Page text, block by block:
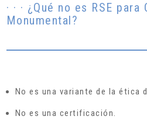
· · · ¿Qué no es RSE
Monumental?
No es una variante de la ética
No es una certificación.